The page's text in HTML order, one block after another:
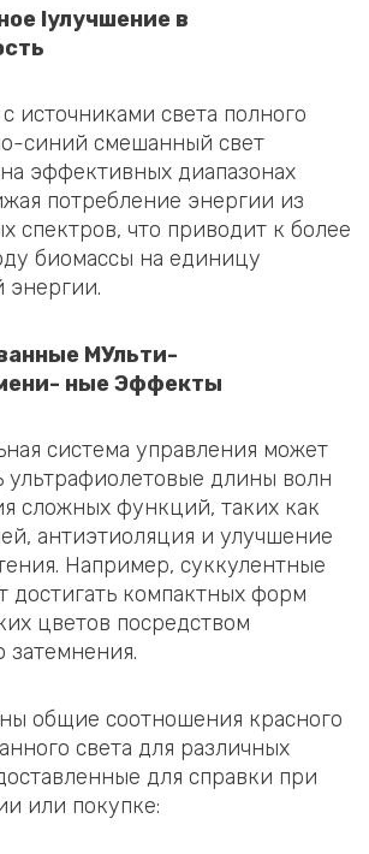
Iулучшение в
источниками света полного
синий смешанный свет
эффективных диапазонах
потребление энергии из
спектров, что приводит к более
биомассы на единицу
энергии.
МУльти-
ные Эффекты
система управления может
ультрафиолетовые длины волн
сложных функций, таких как
антиэтиоляция и улучшение
Например, суккулентные
достигать компактных форм
цветов посредством
затемнения.
общие соотношения красного
света для различных
для справки при
или покупке: